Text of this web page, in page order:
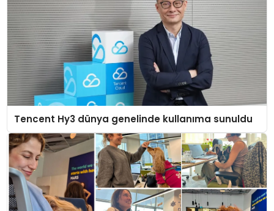
Tencent Hy3 dünya genelinde kullanıma sunuldu